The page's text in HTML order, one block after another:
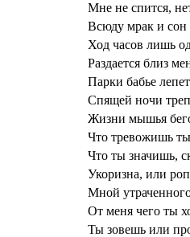
Мне не спится,
Всюду мрак и
Ход часов лишь
Раздается близ
Парки бабье
Спящей ночи
Жизни мышья
Что тревожишь
Что ты значишь,
Укоризна, или
Мной
От меня чего ты
Ты зовешь или